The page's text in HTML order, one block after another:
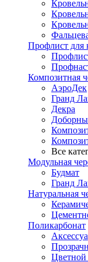
Профлист для
Композитная
АэроДек
Гранд
Декра
Все
Модульная
Будмат
Гранд
Натуральная
Поликарбонат
Цветной